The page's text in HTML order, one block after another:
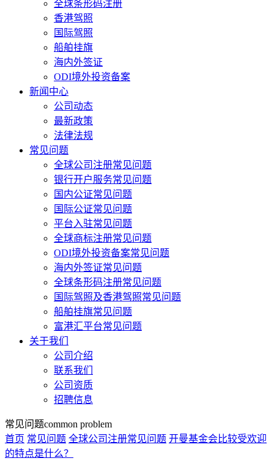
全球条形码注册
香港驾照
国际驾照
船舶挂旗
海内外签证
ODI境外投资备案
新闻中心
公司动态
最新政策
法律法规
常见问题
全球公司注册常见问题
银行开户服务常见问题
国内公证常见问题
国际公证常见问题
平台入驻常见问题
全球商标注册常见问题
ODI境外投资备案常见问题
海内外签证常见问题
全球条形码注册常见问题
国际驾照及香港驾照常见问题
船舶挂旗常见问题
富港汇平台常见问题
关于我们
公司介绍
联系我们
公司资质
招聘信息
常见问题common problem
首页 常见问题 全球公司注册常见问题 开曼基金会比较受欢迎
的特点是什么？